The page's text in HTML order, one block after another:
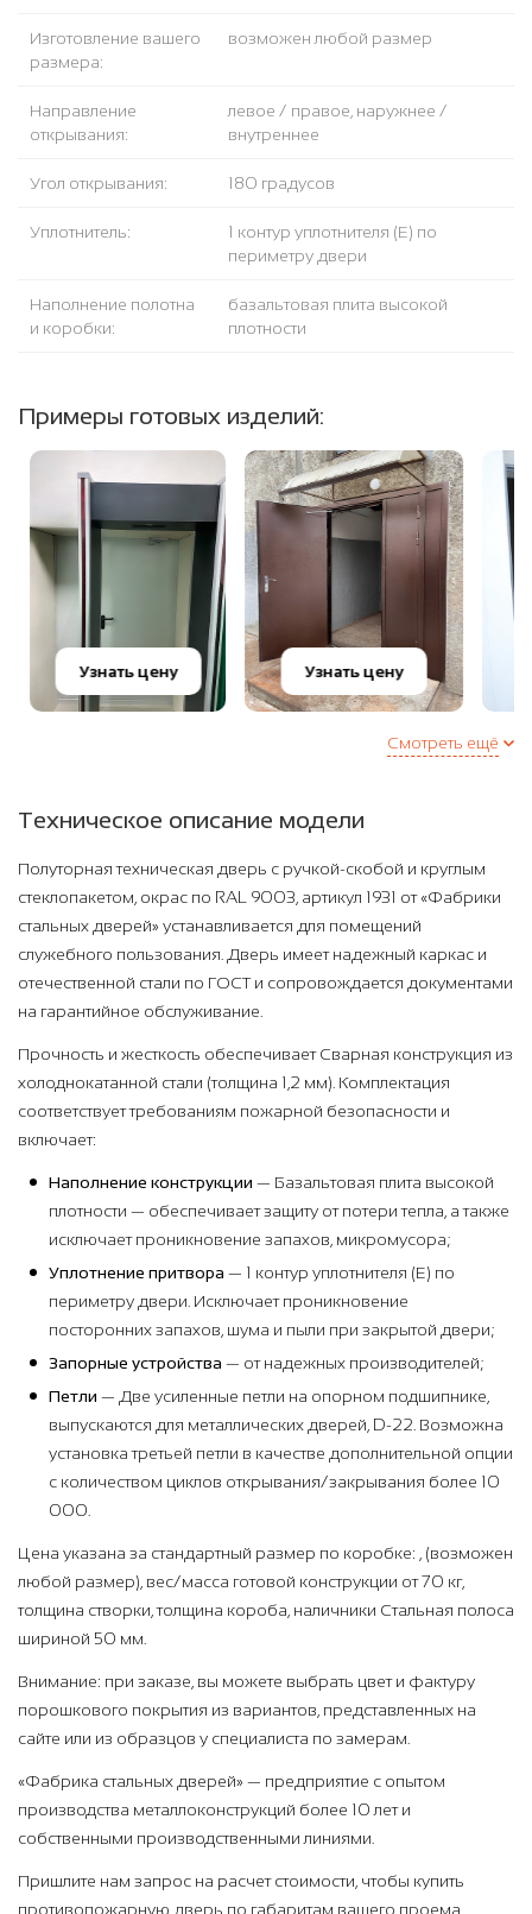
Изготовление вашего
размера:
возможен любой размер
Направление
открывания:
левое / правое, наружнее /
внутреннее
Угол открывания: 180 градусов
Уплотнитель:
1 контур уплотнителя (Е) по
периметру двери
Наполнение полотна
и коробки:
базальтовая плита высокой
плотности
Примеры готовых изделий:
Узнать цену Узнать цену
Смотреть ещё
Техническое описание модели
Полуторная техническая дверь с ручкой-скобой и круглым
стеклопакетом, окрас по RAL 9003, артикул 1931 от «Фабрики
стальных дверей» устанавливается для помещений
служебного пользования. Дверь имеет надежный каркас и
отечественной стали по ГОСТ и сопровождается документами
на гарантийное обслуживание.
Прочность и жесткость обеспечивает Сварная конструкция из
холоднокатанной стали (толщина 1,2 мм). Комплектация
соответствует требованиям пожарной безопасности и
включает:
Наполнение конструкции — Базальтовая плита высокой
плотности — обеспечивает защиту от потери тепла, а также
исключает проникновение запахов, микромусора;
Уплотнение притвора — 1 контур уплотнителя (Е) по
периметру двери. Исключает проникновение
посторонних запахов, шума и пыли при закрытой двери;
Запорные устройства — от надежных производителей;
Петли — Две усиленные петли на опорном подшипнике,
выпускаются для металлических дверей, D-22. Возможна
установка третьей петли в качестве дополнительной опции
с количеством циклов открывания/закрывания более 10
000.
Цена указана за стандартный размер по коробке: , (возможен
любой размер), вес/масса готовой конструкции от 70 кг,
толщина створки, толщина короба, наличники Стальная полоса
шириной 50 мм.
Внимание: при заказе, вы можете выбрать цвет и фактуру
порошкового покрытия из вариантов, представленных на
сайте или из образцов у специалиста по замерам.
«Фабрика стальных дверей» — предприятие с опытом
производства металлоконструкций более 10 лет и
собственными производственными линиями.
Пришлите нам запрос на расчет стоимости, чтобы купить
противопожарную дверь по габаритам вашего проема.